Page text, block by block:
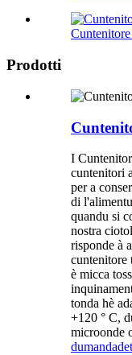
Prodotti
I
cuntenitori
per a
di
quandu si
nostra
risponde à
cuntenitore
è micca
tonda hè
+120 ° C,
microonde
dumanda